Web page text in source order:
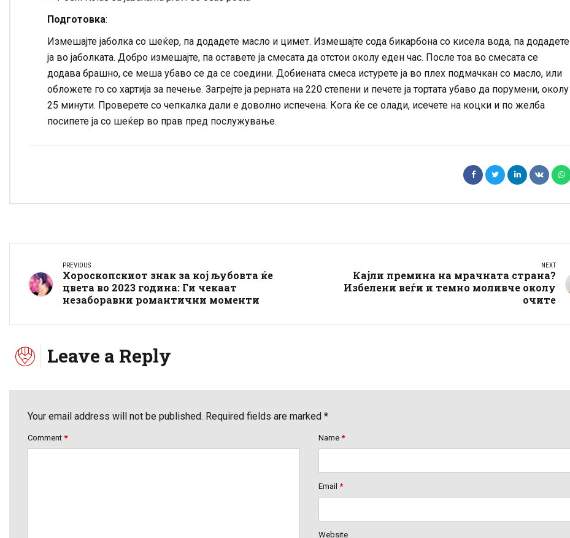
Подготовка:
Измешајте јаболка со шеќер, па додадете масло и цимет. Измешајте сода бикарбона со кисела вода, па додадете
ја во јаболката. Добро измешајте, па оставете ја смесата да отстои околу еден час. После тоа во смесата се
додава брашно, се меша убаво се да се соедини. Добиената смеса истурете ја во плех подмачкан со масло, или
обложете го со хартија за печење. Загрејте ја рерната на 220 степени и печете ја тортата убаво да порумени, околу
25 минути. Проверете со чепкалка дали е доволно испечена. Кога ќе се олади, исечете на коцки и по желба
посипете ја со шеќер во прав пред послужување.
PREVIOUS
Хороскопскиот знак за кој љубовта ќе
цвета во 2023 година: Ги чекаат
незаборавни романтични моменти
NEXT
Кајли премина на мрачната страна?
Избелени веѓи и темно моливче околу
очите
Leave a Reply
Your email address will not be published. Required fields are marked *
Comment * Name *
Email *
Website